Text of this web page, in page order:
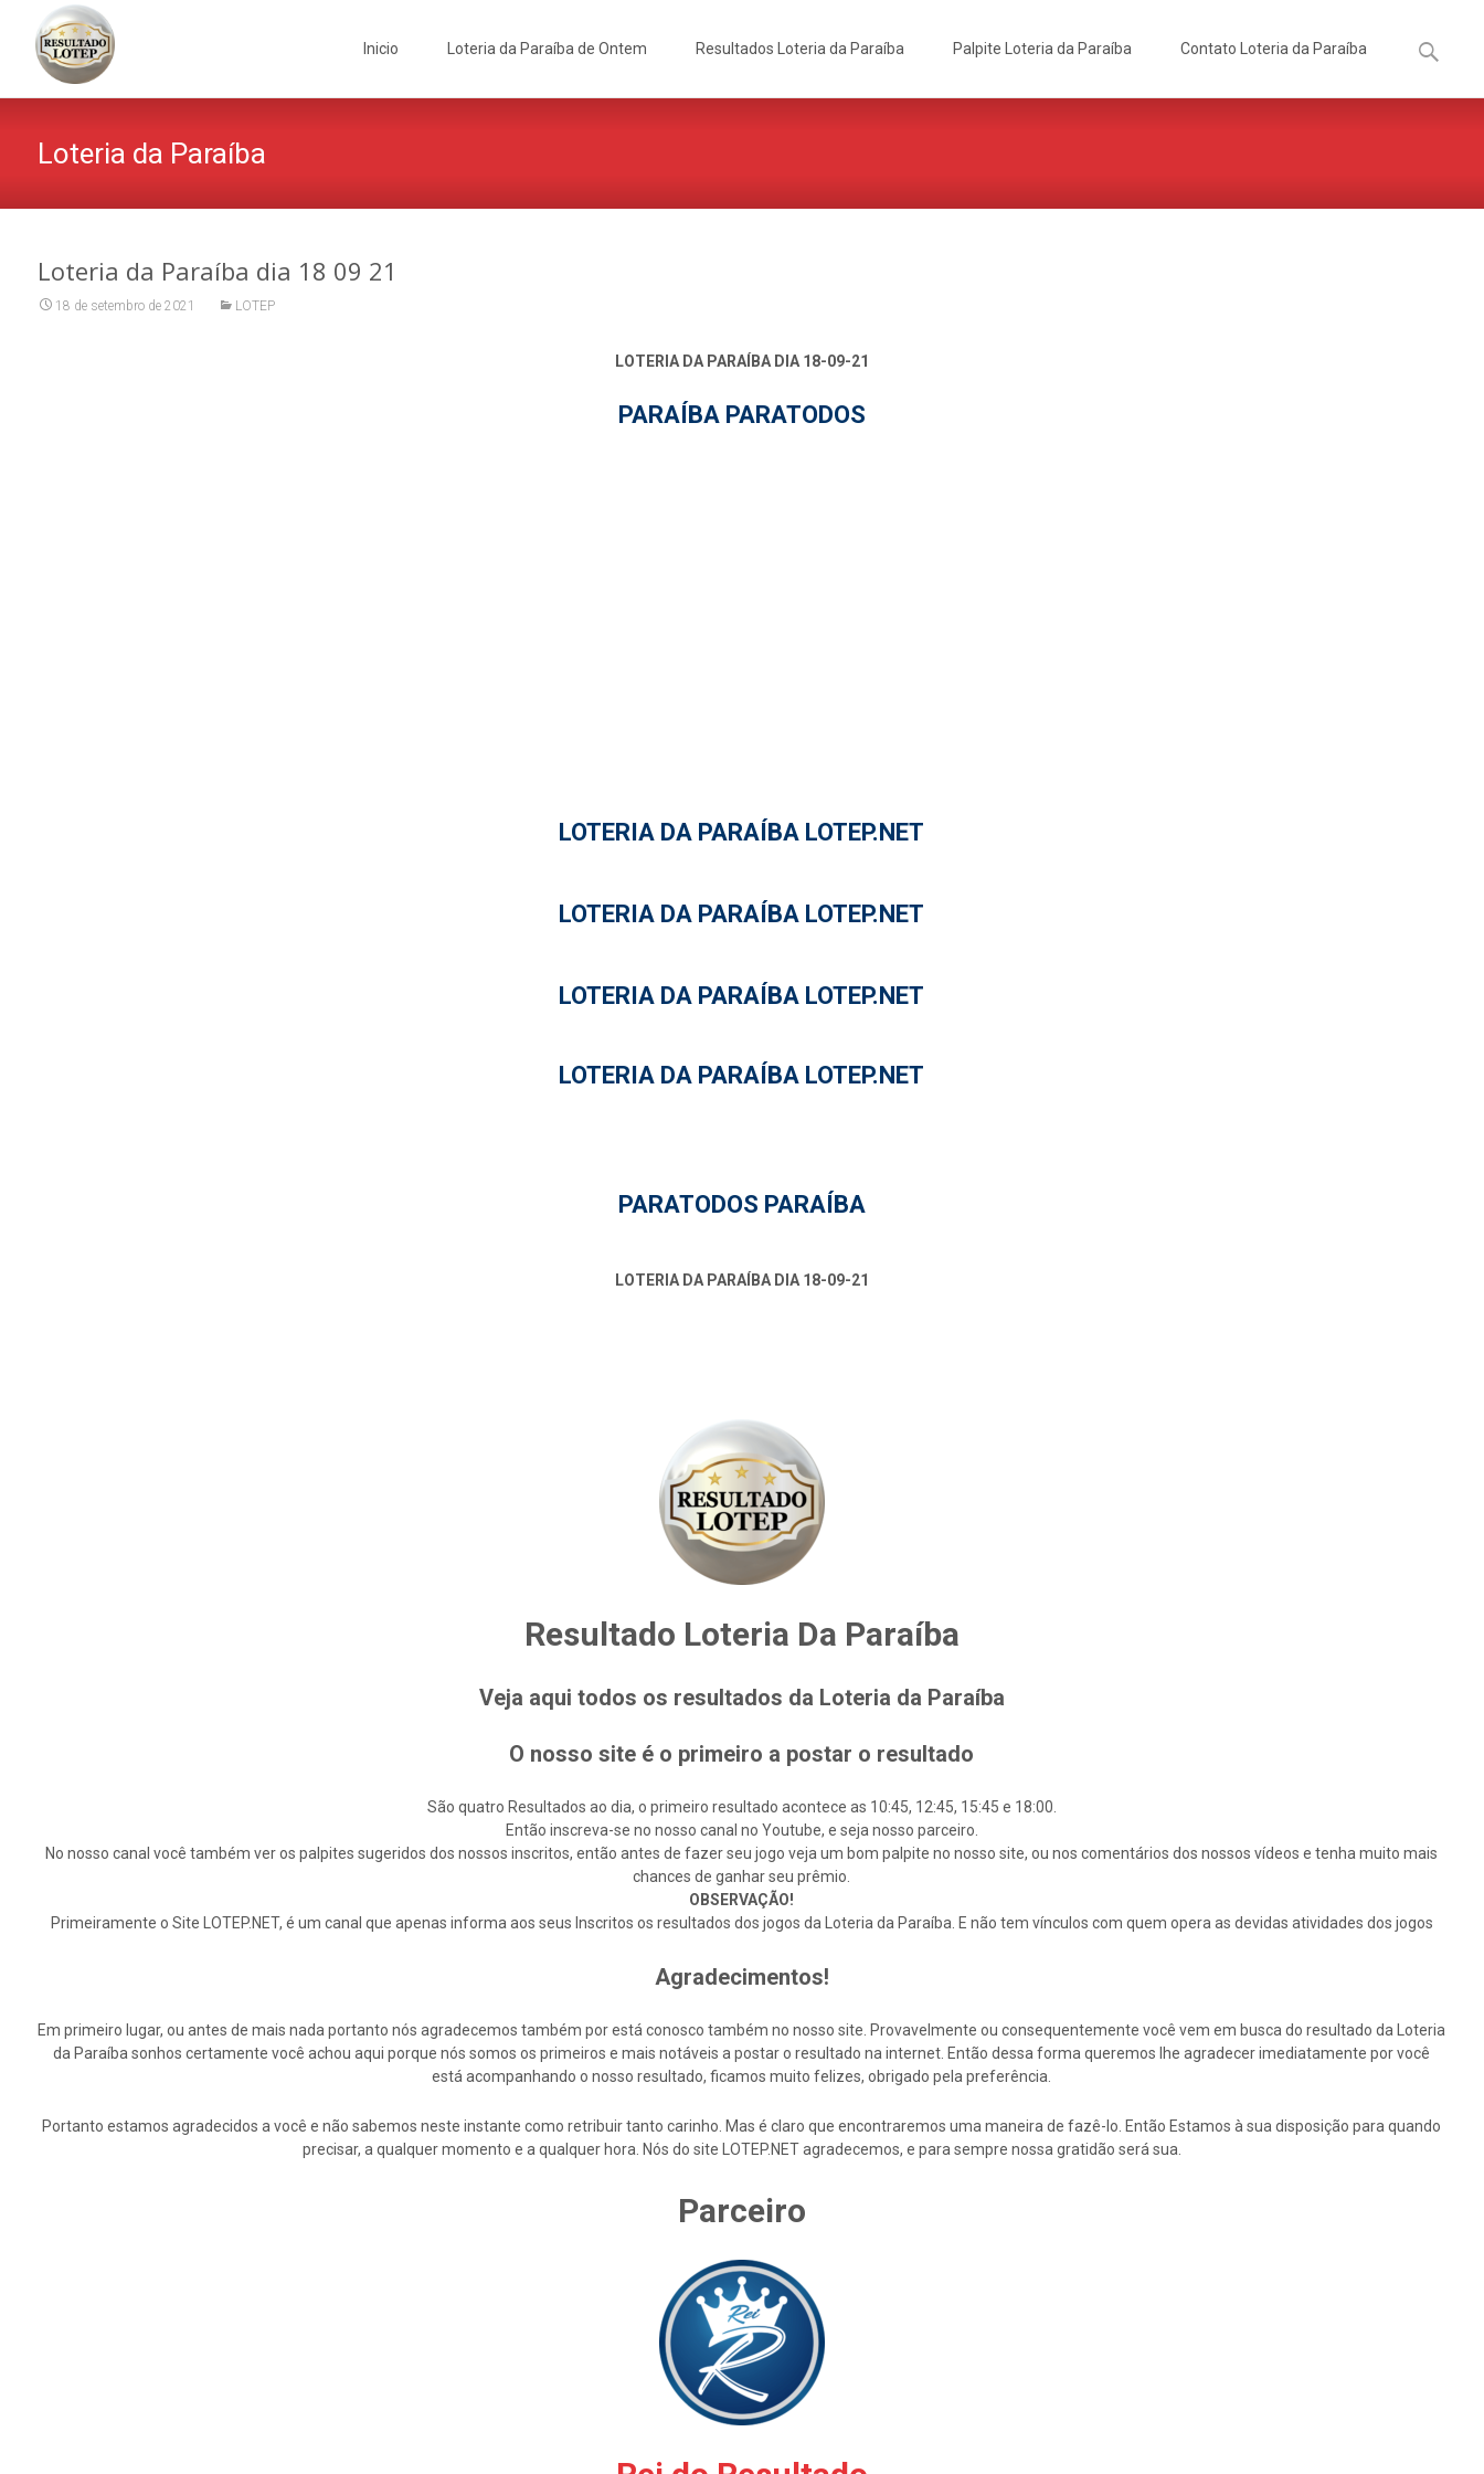
Inicio Loteria da Paraíba de Ontem Resultados Loteria da Paraíba Palpite Loteria da Paraíba Contato Loteria da Paraíba
por:
Loteria da Paraíba
Loteria da Paraíba dia 18 09 21
18 de setembro de 2021 LOTEP
LOTERIA DA PARAÍBA DIA 18-09-21
PARAÍBA PARATODOS
LOTERIA DA PARAÍBA LOTEP.NET
LOTERIA DA PARAÍBA LOTEP.NET
LOTERIA DA PARAÍBA LOTEP.NET
LOTERIA DA PARAÍBA LOTEP.NET
PARATODOS PARAÍBA
LOTERIA DA PARAÍBA DIA 18-09-21
Resultado Loteria Da Paraíba
Veja aqui todos os resultados da Loteria da Paraíba
O nosso site é o primeiro a postar o resultado
São quatro Resultados ao dia, o primeiro resultado acontece as 10:45, 12:45, 15:45 e 18:00.
Então inscreva-se no nosso canal no Youtube, e seja nosso parceiro.
No nosso canal você também ver os palpites sugeridos dos nossos inscritos, então antes de fazer seu jogo veja um bom palpite no nosso site, ou nos comentários dos nossos vídeos e tenha muito mais
chances de ganhar seu prêmio.
OBSERVAÇÃO!
Primeiramente o Site LOTEP.NET, é um canal que apenas informa aos seus Inscritos os resultados dos jogos da Loteria da Paraíba. E não tem vínculos com quem opera as devidas atividades dos jogos
Agradecimentos!
Em primeiro lugar, ou antes de mais nada portanto nós agradecemos também por está conosco também no nosso site. Provavelmente ou consequentemente você vem em busca do resultado da Loteria
da Paraíba sonhos certamente você achou aqui porque nós somos os primeiros e mais notáveis a postar o resultado na internet. Então dessa forma queremos lhe agradecer imediatamente por você
está acompanhando o nosso resultado, ficamos muito felizes, obrigado pela preferência.
Portanto estamos agradecidos a você e não sabemos neste instante como retribuir tanto carinho. Mas é claro que encontraremos uma maneira de fazê-lo. Então Estamos à sua disposição para quando
precisar, a qualquer momento e a qualquer hora. Nós do site LOTEP.NET agradecemos, e para sempre nossa gratidão será sua.
Parceiro